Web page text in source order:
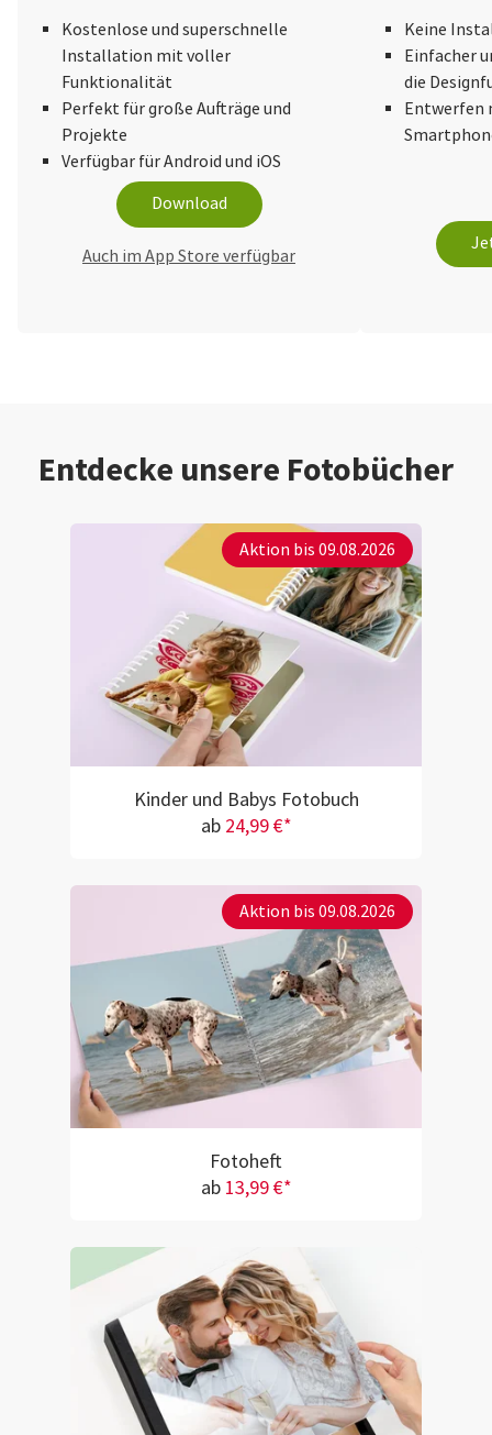
Kostenlose und superschnelle
Installation mit voller
Funktionalität
Perfekt für große Aufträge und
Projekte
Verfügbar für Android und iOS
Download
Auch im App Store verfügbar
Keine
Einfacher
die
Entwerfen
Entdecke unsere Fotobücher
Aktion bis 09.08.2026
Kinder und Babys Fotobuch
ab 24,99 €*
Aktion bis 09.08.2026
Fotoheft
ab 13,99 €*